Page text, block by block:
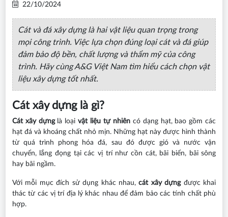
22/10/2024
Cát và đá xây dựng là hai vật liệu quan trọng trong
mọi công trình. Việc lựa chọn đúng loại cát và đá giúp
đảm bảo độ bền, chất lượng và thẩm mỹ của công
trình. Hãy cùng A&G Việt Nam tìm hiểu cách chọn vật
liệu xây dựng tốt nhất.
Cát xây dựng là gì?
Cát xây dựnglà loạivật liệu tự nhiêncó dạng hạt, bao gồm các
hạt đá và khoáng chất nhỏ mịn. Những hạt này được hình thành
từ quá trình phong hóa đá, sau đó được gió và nước vận
chuyển, lắng đọng tại các vị trí như cồn cát, bãi biển, bãi sông
hay bãi ngầm.
Với mỗi mục đích sử dụng khác nhau,cát xây dựngđược khai
thác từ các vị trí địa lý khác nhau để đảm bảo các tính chất phù
hợp.